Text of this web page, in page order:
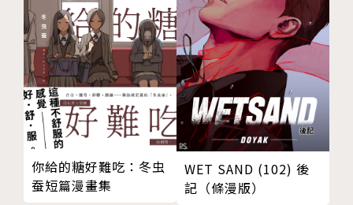
你給的糖好難吃：冬虫
蚕短篇漫畫集
WET SAND (102) 後
記（條漫版）